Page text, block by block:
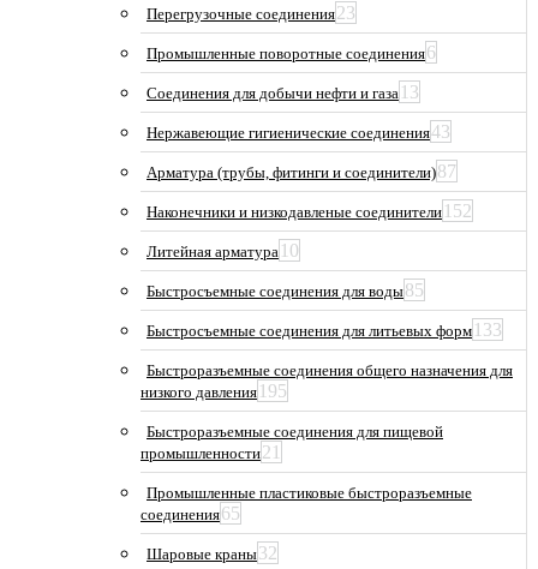
Перегрузочные соединения23
Промышленные поворотные соединения6
Соединения для добычи нефти и газа 13
Нержавеющие гигиенические соединения43
Арматура (трубы, фитинги и соединители)87
Наконечники и низкодавленые соединители 152
Литейная арматура 10
Быстросъемные соединения для воды85
Быстросъемные соединения для литьевых форм 133
Быстроразъемные соединения общего назначения для
низкого давления 195
Быстроразъемные соединения для пищевой
промышленности21
Промышленные пластиковые быстроразъемные
соединения65
Шаровые краны32